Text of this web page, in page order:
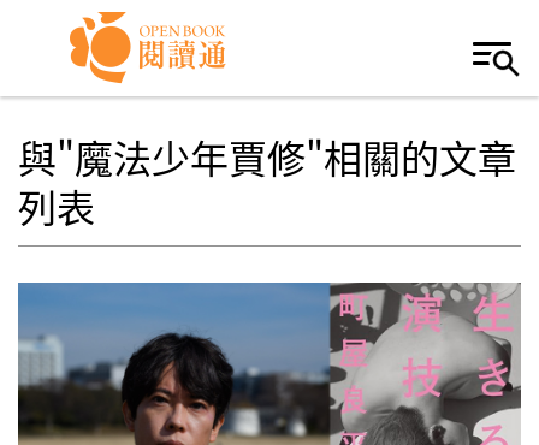
Skip to navigation
移至主內容
與"魔法少年賈修"相關的文章
列表